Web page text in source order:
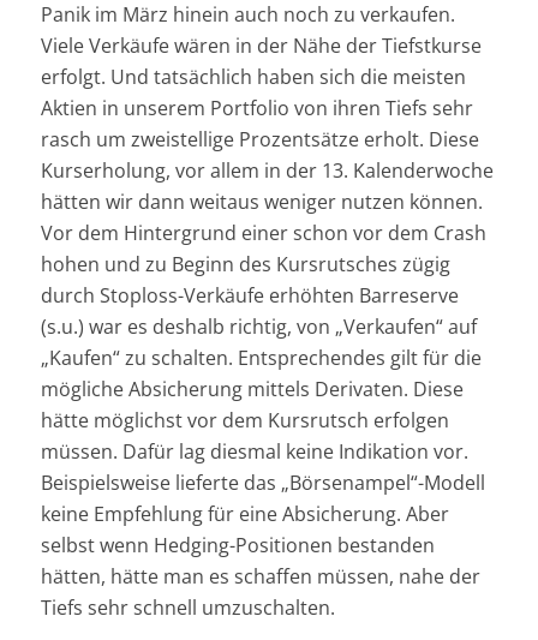
Panik im März hinein auch noch zu verkaufen.
Viele Verkäufe wären in der Nähe der Tiefstkurse
erfolgt. Und tatsächlich haben sich die meisten
Aktien in unserem Portfolio von ihren Tiefs sehr
rasch um zweistellige Prozentsätze erholt. Diese
Kurserholung, vor allem in der 13. Kalenderwoche
hätten wir dann weitaus weniger nutzen können.
Vor dem Hintergrund einer schon vor dem Crash
hohen und zu Beginn des Kursrutsches zügig
durch Stoploss-Verkäufe erhöhten Barreserve
(s.u.) war es deshalb richtig, von „Verkaufen“ auf
„Kaufen“ zu schalten. Entsprechendes gilt für die
mögliche Absicherung mittels Derivaten. Diese
hätte möglichst vor dem Kursrutsch erfolgen
müssen. Dafür lag diesmal keine Indikation vor.
Beispielsweise lieferte das „Börsenampel“-Modell
keine Empfehlung für eine Absicherung. Aber
selbst wenn Hedging-Positionen bestanden
hätten, hätte man es schaffen müssen, nahe der
Tiefs sehr schnell umzuschalten.